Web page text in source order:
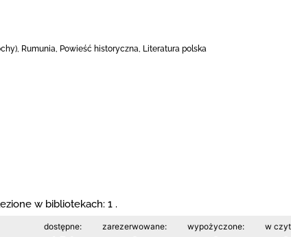
Rumunia, Powieść historyczna, Literatura polska
w bibliotekach: 1 .
dostępne: zarezerwowane: wypożyczone: w